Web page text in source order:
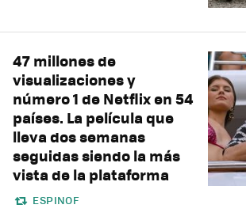
47 millones de
visualizaciones y
número 1 de Netflix en 54
países. La película que
lleva dos semanas
seguidas siendo la más
vista de la plataforma
ESPINOF